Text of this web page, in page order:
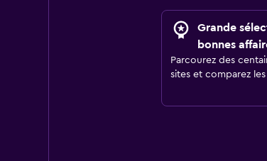
Grande
bonnes
Parcourez des
sites et comparez